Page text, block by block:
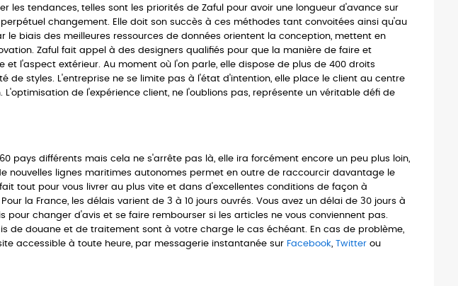
les tendances, telles sont les priorités de Zaful pour avoir une longueur d'avance sur
changement. Elle doit son succès à ces méthodes tant convoitées ainsi qu'au
biais des meilleures ressources de données orientent la conception, mettent en
Zaful fait appel à des designers qualifiés pour que la manière de faire et
l'aspect extérieur. Au moment où l'on parle, elle dispose de plus de 400 droits
de styles. L'entreprise ne se limite pas à l'état d'intention, elle place le client au centre
de l'expérience client, ne l'oublions pas, représente un véritable défi de
pays différents mais cela ne s'arrête pas là, elle ira forcément encore un peu plus loin,
nouvelles lignes maritimes autonomes permet en outre de raccourcir davantage le
tout pour vous livrer au plus vite et dans d'excellentes conditions de façon à
la France, les délais varient de 3 à 10 jours ouvrés. Vous avez un délai de 30 jours à
changer d'avis et se faire rembourser si les articles ne vous conviennent pas.
de douane et de traitement sont à votre charge le cas échéant. En cas de problème,
accessible à toute heure, par messagerie instantanée sur Facebook, Twitterou